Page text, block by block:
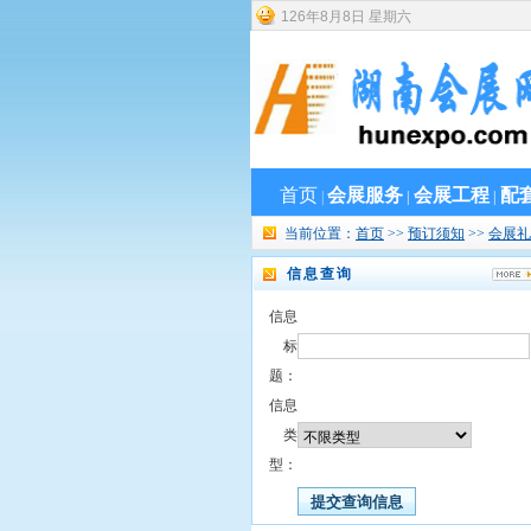
126年8 月 8 日 星期六
首页 会展服务 会展工程 配
当前位置： 首页 >> 预订须知 >> 会展
信息查询
信息
标
题：
信息
类
型：